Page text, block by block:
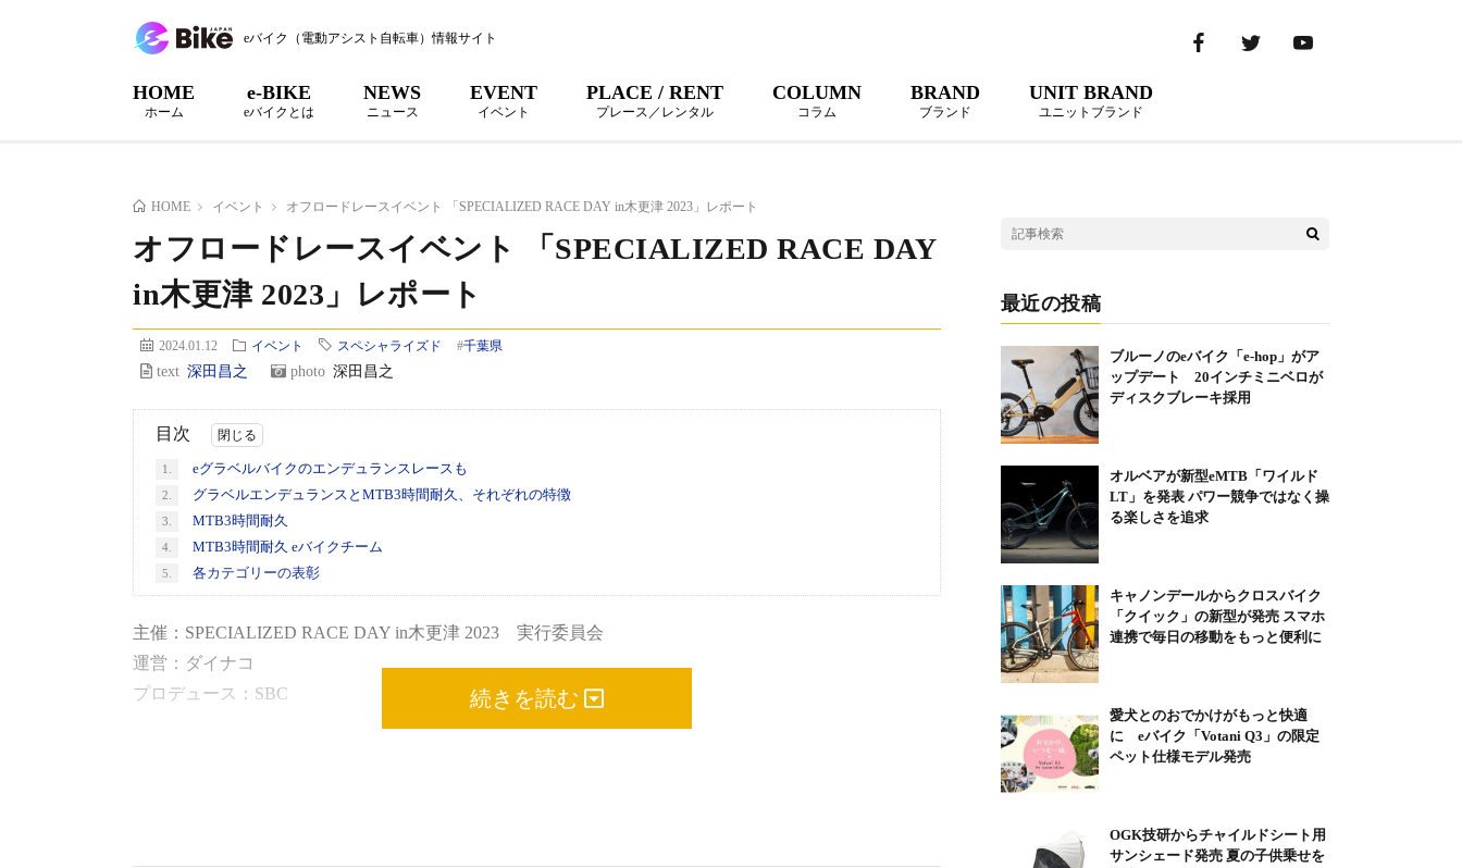
eバイク（電動アシスト自転車）情報サイト
HOME
ホーム
e-BIKE
eバイクとは
NEWS
ニュース
EVENT
イベント
PLACE / RENT
プレース／レンタル
COLUMN
コラム
BRAND
ブランド
UNIT BRAND
ユニットブランド
HOME イベント オフロードレースイベント 「SPECIALIZED RACE DAY in木更津 2023」レポート
オフロードレースイベント 「SPECIALIZED RACE DAY
in木更津 2023」レポート
2024.01.12 イベント スペシャライズド #千葉県
text 深田昌之 photo 深田昌之
目次
1. eグラベルバイクのエンデュランスレースも
2. グラベルエンデュランスとMTB3時間耐久、それぞれの特徴
3. MTB3時間耐久
4. MTB3時間耐久 eバイクチーム
5. 各カテゴリーの表彰
主催：SPECIALIZED RACE DAY in木更津 2023 実行委員会
運営：ダイナコ
プロデュース：SBC
続きを読む
最近の投稿
ブルーノのeバイク「e-hop」がア
ップデート 20インチミニベロが
ディスクブレーキ採用
オルベアが新型eMTB「ワイルド
LT」を発表 パワー競争ではなく操
る楽しさを追求
キャノンデールからクロスバイク
「クイック」の新型が発売 スマホ
連携で毎日の移動をもっと便利に
愛犬とのおでかけがもっと快適
に eバイク「Votani Q3」の限定
ペット仕様モデル発売
OGK技研からチャイルドシート用
サンシェード発売 夏の子供乗せを